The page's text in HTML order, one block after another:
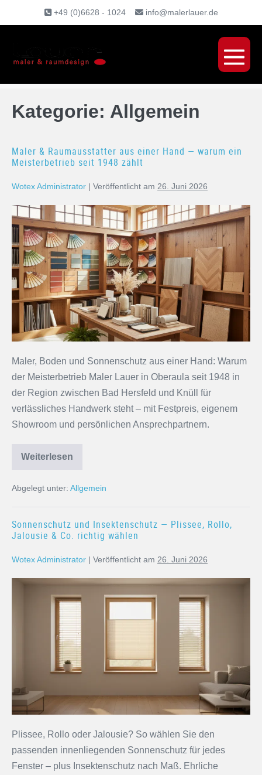
+49 (0)6628 - 1024 info@malerlauer.de
Kategorie: Allgemein
Maler & Raumausstatter aus einer Hand — warum ein
Meisterbetrieb seit 1948 zählt
Wotex Administrator | Veröffentlicht am 26. Juni 2026
Maler, Boden und Sonnenschutz aus einer Hand: Warum
der Meisterbetrieb Maler Lauer in Oberaula seit 1948 in
der Region zwischen Bad Hersfeld und Knüll für
verlässliches Handwerk steht – mit Festpreis, eigenem
Showroom und persönlichen Ansprechpartnern.
Weiterlesen
Abgelegt unter: Allgemein
Sonnenschutz und Insektenschutz — Plissee, Rollo,
Jalousie & Co. richtig wählen
Wotex Administrator | Veröffentlicht am 26. Juni 2026
Plissee, Rollo oder Jalousie? So wählen Sie den
passenden innenliegenden Sonnenschutz für jedes
Fenster – plus Insektenschutz nach Maß. Ehrliche